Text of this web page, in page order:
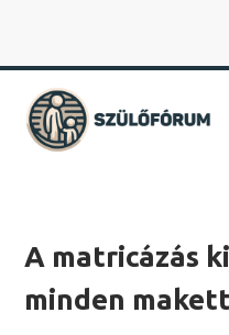
A matricázás
minden